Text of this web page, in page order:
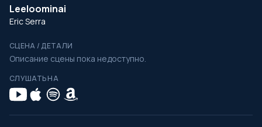
Leeloominai
Eric Serra
СЦЕНА / ДЕТАЛИ
Описание сцены пока недоступно.
СЛУШАТЬ НА